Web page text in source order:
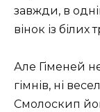
завжди, в
вінок із білих
Але Гіменей
гімнів, ні
Смолоскип